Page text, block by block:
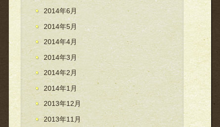
2014年6月
2014年5月
2014年4月
2014年3月
2014年2月
2014年1月
2013年12月
2013年11月